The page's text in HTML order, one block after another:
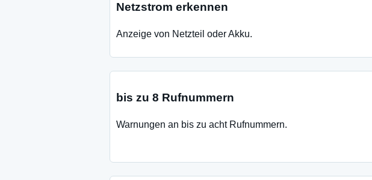
Netzstrom erkennen
Anzeige von Netzteil oder Akku.
bis zu 8 Rufnummern
Warnungen an bis zu acht Rufnummern.